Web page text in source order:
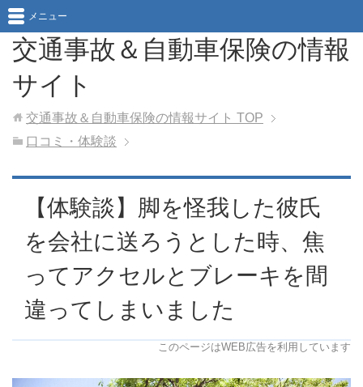
交通事故＆自動車保険の情報
サイト
メニュー
交通事故＆自動車保険の情報サイト TOP
口コミ・体験談
【体験談】脚を怪我した彼氏
を会社に送ろうとした時、焦
ってアクセルとブレーキを間
違ってしまいました
このページはWEB広告を利用しています